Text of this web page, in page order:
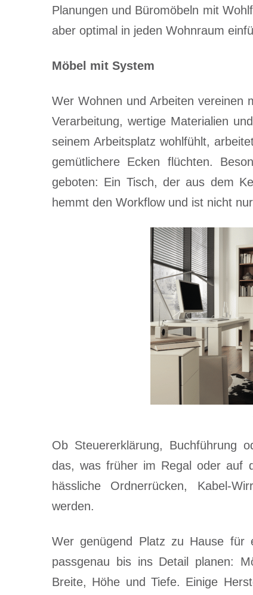
Planungen und Büromöbeln mit
aber optimal in jeden Wohnraum
Möbel mit System
Wer Wohnen und Arbeiten vereinen
Verarbeitung, wertige Materialien
seinem Arbeitsplatz wohlfühlt,
gemütlichere Ecken flüchten.
geboten: Ein Tisch, der aus dem
hemmt den Workflow und ist nicht
Ob Steuererklärung, Buchführung
das, was früher im Regal oder auf
hässliche Ordnerrücken, Kabel-
werden.
Wer genügend Platz zu Hause für
passgenau bis ins Detail planen:
Breite, Höhe und Tiefe. Einige